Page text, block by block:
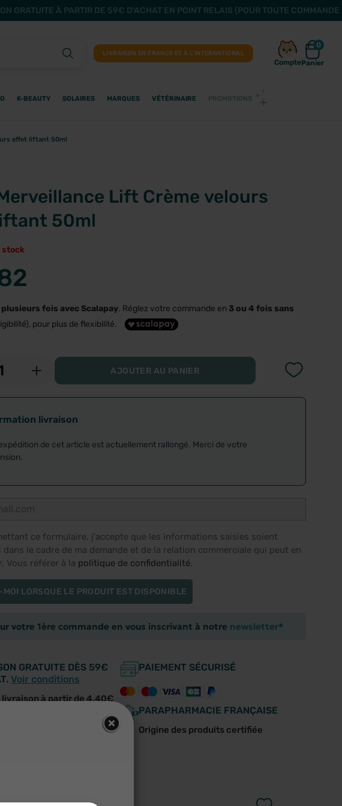
GRATUITE À PARTIR DE 59€ D'ACHAT EN POINT RELAIS (POUR TOUTE
LIVRAISON EN FRANCE ET À L’INTERNATIONAL
Compte
0
Panier
K-BEAUTY SOLAIRES MARQUES VÉTÉRINAIRE PROMOTIONS
effet liftant 50ml
Lift Crème velours
50ml
stock
fois avec Scalapay. Réglez votre commande en 3 ou 4 fois sans
pour plus de flexibilité.
+ AJOUTER AU PANIER
livraison
de cet article est actuellement rallongé. Merci de votre
ce formulaire, j'accepte que les informations saisies soient
dans le cadre de ma demande et de la relation commerciale qui peut en
Vous référer à la politique de confidentialité.
LORSQUE LE PRODUIT EST DISPONIBLE
votre 1ère commande en vous inscrivant à notre newsletter*
GRATUITE DÈS 59€
Voir conditions
livraison à partir de 4,40€
PAIEMENT SÉCURISÉ
à votre écoute
PARAPHARMACIE FRANÇAISE
Origine des produits certifiée
vous